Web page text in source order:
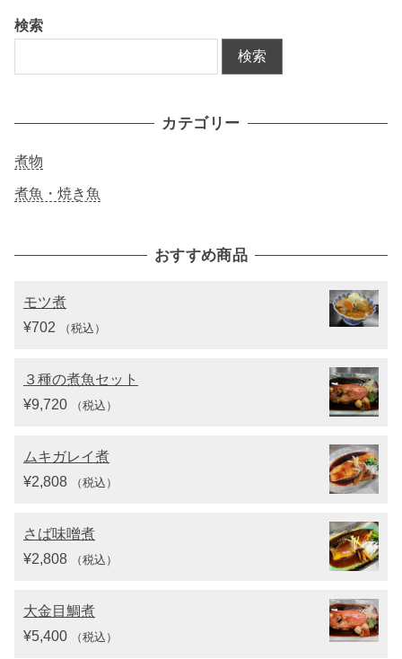
検索
検索
カテゴリー
煮物
煮魚・焼き魚
おすすめ商品
モツ煮
¥702 （税込）
３種の煮魚セット
¥9,720 （税込）
ムキガレイ煮
¥2,808 （税込）
さば味噌煮
¥2,808 （税込）
大金目鯛煮
¥5,400 （税込）